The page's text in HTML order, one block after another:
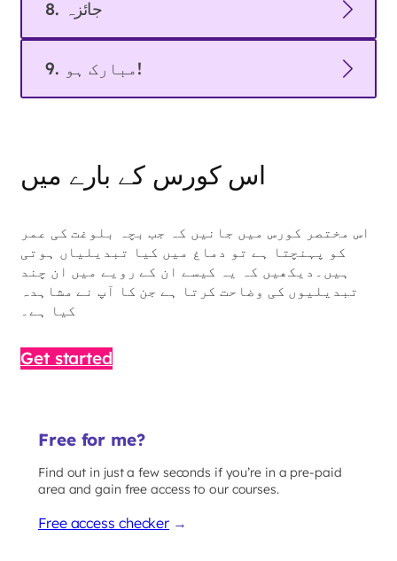
8. جائزہ
9. مبارک ہو!
اس کورس کے بارے میں
اس مختصر کورس میں جانیں کہ جب بچہ بلوغت کی عمر
کو پہنچتا ہے تو دماغ میں کیا تبدیلیاں ہوتی
ہیں۔دیکھیں کہ یہ کیسے ان کے رویے میں ان چند
تبدیلیوں کی وضاحت کرتا ہے جن کا آپ نے مشاہدہ
کیا ہے۔
Get started
Free for me?
Find out in just a few seconds if you’re in a pre-paid
area and gain free access to our courses.
Free access checker →